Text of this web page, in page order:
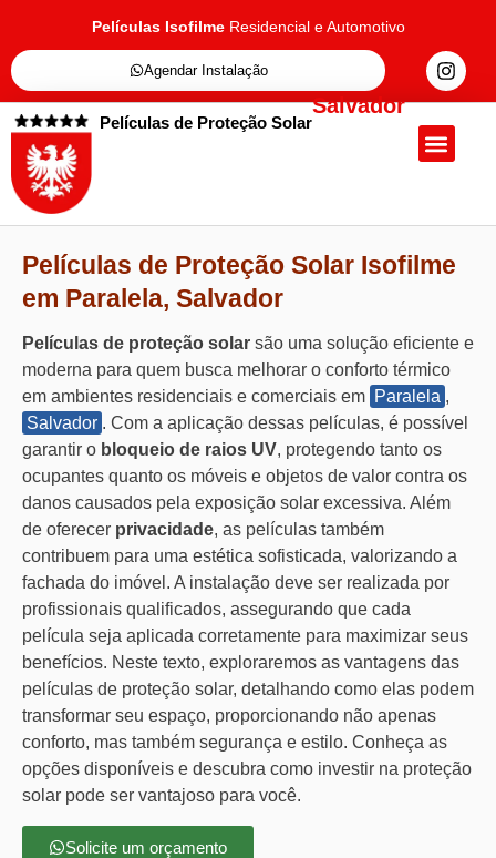
Películas Isofilme Residencial e Automotivo
Agendar Instalação
Películas de Proteção Solar
Salvador
Películas de Proteção Solar Isofilme
em Paralela, Salvador
Películas de proteção solar são uma solução eficiente e
moderna para quem busca melhorar o conforto térmico
em ambientes residenciais e comerciais em Paralela ,
Salvador . Com a aplicação dessas películas, é possível
garantir o bloqueio de raios UV, protegendo tanto os
ocupantes quanto os móveis e objetos de valor contra os
danos causados pela exposição solar excessiva. Além
de oferecer privacidade, as películas também
contribuem para uma estética sofisticada, valorizando a
fachada do imóvel. A instalação deve ser realizada por
profissionais qualificados, assegurando que cada
película seja aplicada corretamente para maximizar seus
benefícios. Neste texto, exploraremos as vantagens das
películas de proteção solar, detalhando como elas podem
transformar seu espaço, proporcionando não apenas
conforto, mas também segurança e estilo. Conheça as
opções disponíveis e descubra como investir na proteção
solar pode ser vantajoso para você.
Solicite um orçamento